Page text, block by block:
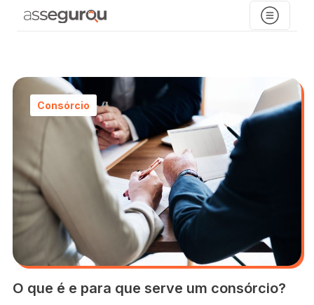
Consórcio
O que é e para que serve um consórcio?